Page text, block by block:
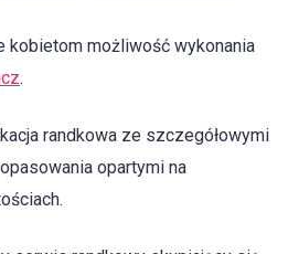
kobietom możliwość wykonania
.
randkowa ze szczegółowymi
opartymi na